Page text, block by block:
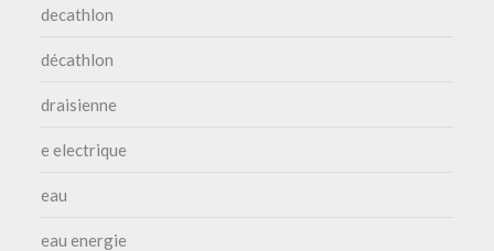
decathlon
décathlon
draisienne
e electrique
eau
eau energie